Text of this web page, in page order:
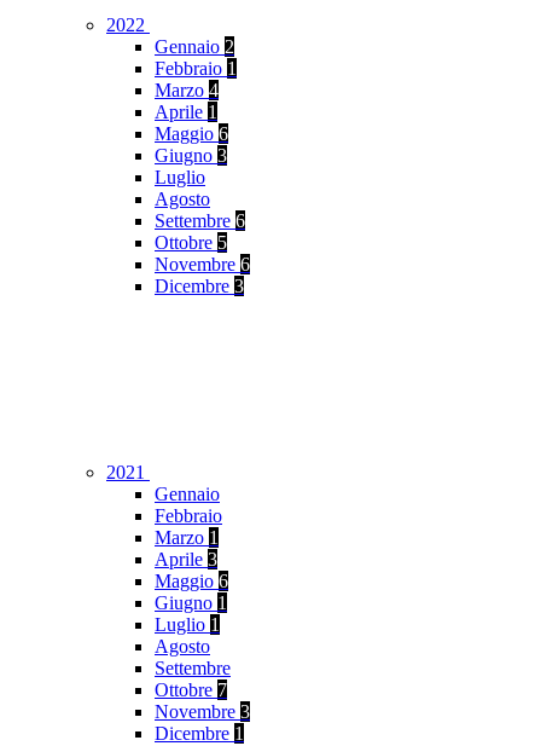
2022
Gennaio 2
Febbraio 1
Marzo 4
Aprile 1
Maggio 6
Giugno 3
Luglio
Agosto
Settembre 6
Ottobre 5
Novembre 6
Dicembre 3
2021
Gennaio
Febbraio
Marzo 1
Aprile 3
Maggio 6
Giugno 1
Luglio 1
Agosto
Settembre
Ottobre 7
Novembre 3
Dicembre 1